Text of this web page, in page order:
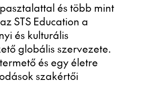
és több mint
STS Education a
és kulturális
globális szervezete.
és egy életre
szakértői